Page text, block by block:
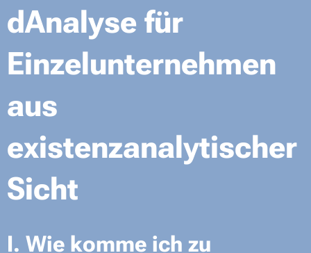
dAnalyse für
Einzelunternehmen
aus
existenzanalytischer
Sicht
I. Wie komme ich zu